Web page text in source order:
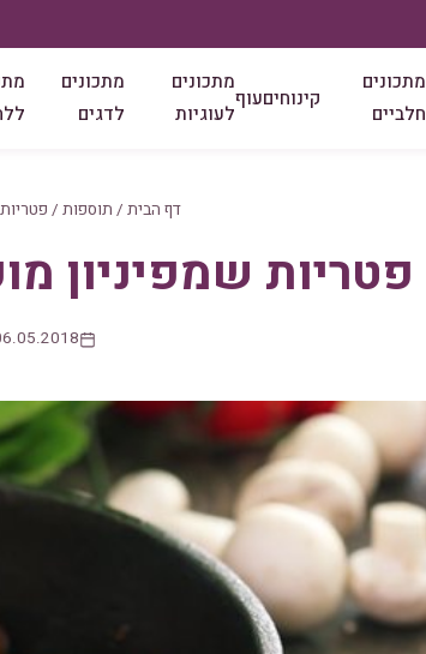
מתכונים
חלביים
קינוחיםעוף
מתכונים
לעוגיות
מתכונים
לדגים
דף הבית / תוספות /
פטריות שמפיניון